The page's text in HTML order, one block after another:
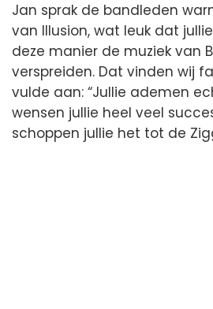
Jan sprak de bandleden
van Illusion, wat leuk dat
deze manier de muziek van
verspreiden. Dat vinden wij
vulde aan: “Jullie ademen
wensen jullie heel veel
schoppen jullie het tot de